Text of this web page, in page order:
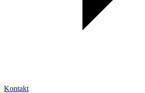
Kontakt